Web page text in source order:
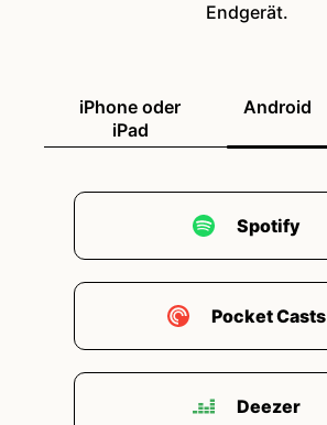
Endgerät.
iPhone oder
iPad
Android
Spotify
Pocket Casts
Deezer